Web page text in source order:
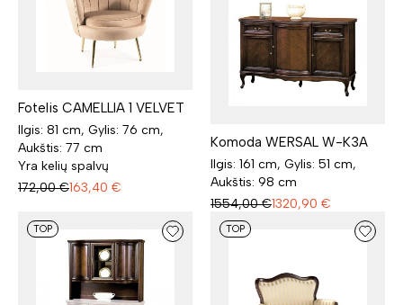
Fotelis CAMELLIA 1 VELVET
Ilgis: 81 cm, Gylis: 76 cm,
Aukštis: 77 cm
Yra kelių spalvų
172,00 €163,40 €
Komoda WERSAL W-K3A
Ilgis: 161 cm, Gylis: 51 cm,
Aukštis: 98 cm
1554,00 €1320,90 €
TOP TOP